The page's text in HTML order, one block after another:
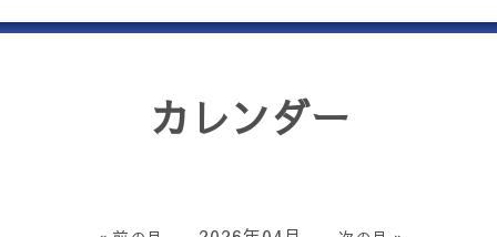
カレンダー